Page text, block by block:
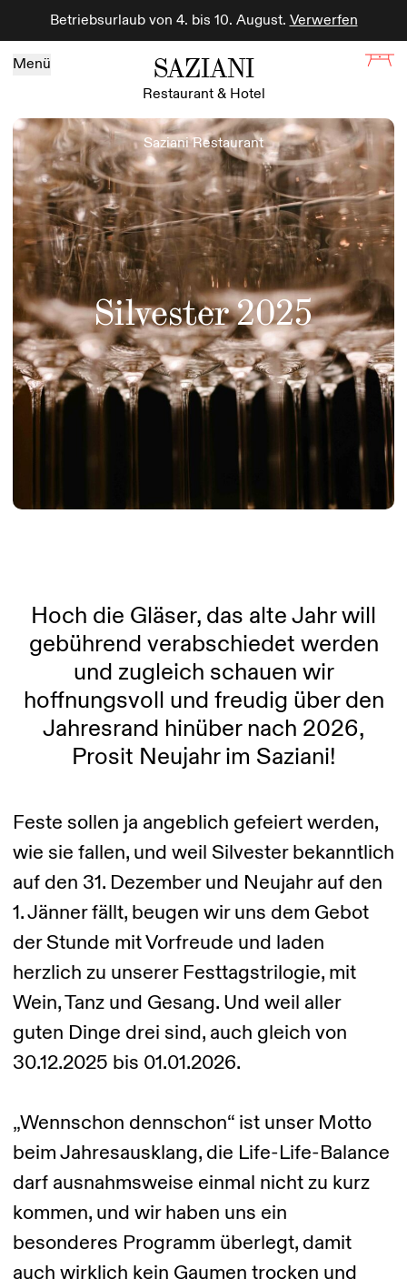
Betriebsurlaub von 4. bis 10. August. Verwerfen
Menü SAZIANI
Restaurant & Hotel
Saziani Restaurant
Silvester 2025
Hoch die Gläser, das alte Jahr will
gebührend verabschiedet werden
und zugleich schauen wir
hoffnungsvoll und freudig über den
Jahresrand hinüber nach 2026,
Prosit Neujahr im Saziani!
Feste sollen ja angeblich gefeiert werden,
wie sie fallen, und weil Silvester bekanntlich
auf den 31. Dezember und Neujahr auf den
1. Jänner fällt, beugen wir uns dem Gebot
der Stunde mit Vorfreude und laden
herzlich zu unserer Festtagstrilogie, mit
Wein, Tanz und Gesang. Und weil aller
guten Dinge drei sind, auch gleich von
30.12.2025 bis 01.01.2026.
„Wennschon dennschon“ ist unser Motto
beim Jahresausklang, die Life-Life-Balance
darf ausnahmsweise einmal nicht zu kurz
kommen, und wir haben uns ein
besonderes Programm überlegt, damit
auch wirklich kein Gaumen trocken und